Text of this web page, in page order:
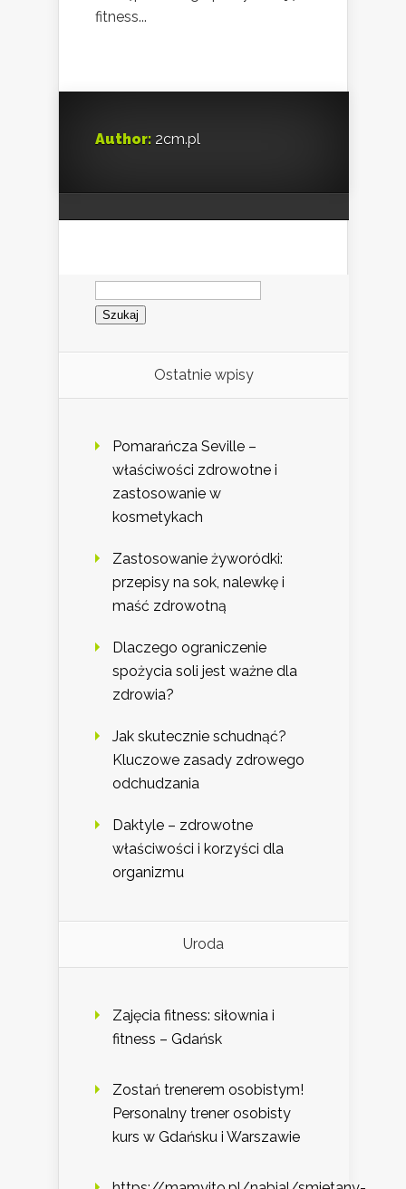
fitness...
Author: 2cm.pl
Szukaj:
Ostatnie wpisy
Pomarańcza Seville –
właściwości zdrowotne i
zastosowanie w
kosmetykach
Zastosowanie żyworódki:
przepisy na sok, nalewkę i
maść zdrowotną
Dlaczego ograniczenie
spożycia soli jest ważne dla
zdrowia?
Jak skutecznie schudnąć?
Kluczowe zasady zdrowego
odchudzania
Daktyle – zdrowotne
właściwości i korzyści dla
organizmu
Uroda
Zajęcia fitness: siłownia i
fitness – Gdańsk
Zostań trenerem osobistym!
Personalny trener osobisty
kurs w Gdańsku i Warszawie